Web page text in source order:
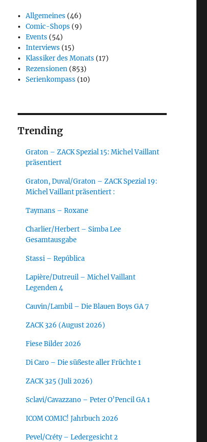
Allgemeines (46)
Comic-Shops (9)
Events (54)
Interviews (15)
Klassiker des Monats (17)
Rezensionen (853)
Serienkompass (10)
Trending
Graton – ZACK Spezial 15: Michel Vaillant
präsentiert
Graton, Duval/Graton – ZACK Spezial 19:
Michel Vaillant präsentiert :
Taymans – Roxane
Charlier/Herbert – Simba Lee
Gesamtausgabe
Stassi – República
Lapière/Dutreuil – Michel Vaillant
Legenden 4
Cauvin/Lambil – Die Blauen Boys GA 7
ZACK 326 (August 2026)
Fiese Bilder 2026
Di Caro – Die süßeste aller Früchte 1
ZACK 325 (Juli 2026)
Sclavi/Cavazzano – Peter O’Pencil GA 1
ICOM COMIC! Jahrbuch 2026
Pevel/Créty – Ledergesicht 2